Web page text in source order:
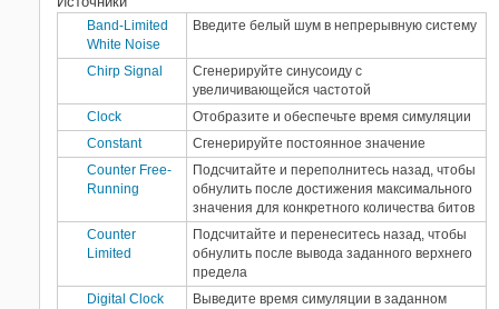
Band-Limited
White Noise
Введите белый шум в непрерывную систему
Chirp Signal
Сгенерируйте синусоиду с
увеличивающейся частотой
Clock
Отобразите и обеспечьте время симуляции
Constant
Сгенерируйте постоянное значение
Counter Free-
Running
Подсчитайте и переполнитесь назад, чтобы
обнулить после достижения максимального
значения для конкретного количества битов
Counter
Limited
Подсчитайте и перенеситесь назад, чтобы
обнулить после вывода заданного верхнего
предела
Digital Clock
Выведите время симуляции в заданном